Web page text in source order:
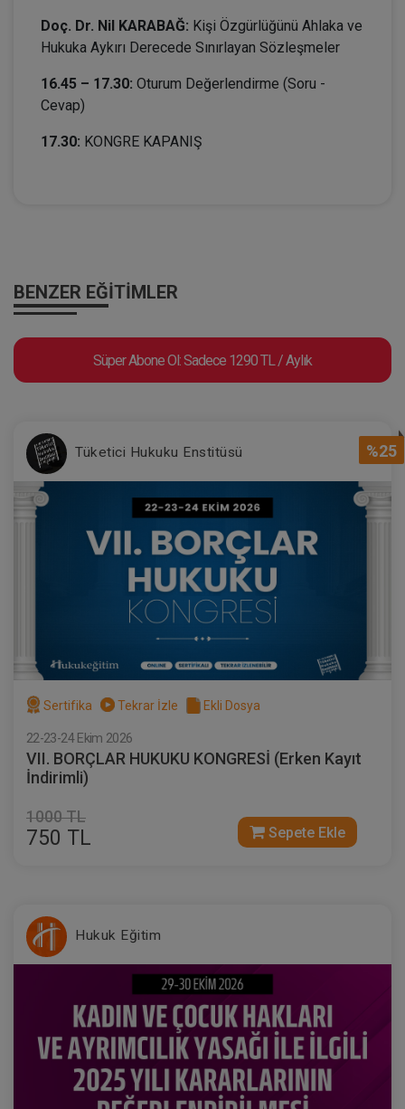
Doç. Dr. Nil KARABAĞ: Kişi Özgürlüğünü Ahlaka ve
Hukuka Aykırı Derecede Sınırlayan Sözleşmeler
16.45 – 17.30: Oturum Değerlendirme (Soru -
Cevap)
17.30: KONGRE KAPANIŞ
BENZER EĞITIMLER
Süper Abone Ol: Sadece 1290 TL / Aylık
%25
Tüketici Hukuku Enstitüsü
Sertifika Tekrar İzle Ekli Dosya
22-23-24 Ekim 2026
VII. BORÇLAR HUKUKU KONGRESİ (Erken Kayıt
İndirimli)
1000 TL
750 TL Sepete Ekle
Hukuk Eğitim